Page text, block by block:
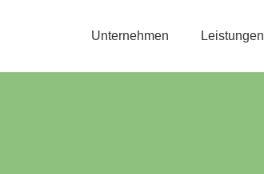
Unternehmen Leistungen